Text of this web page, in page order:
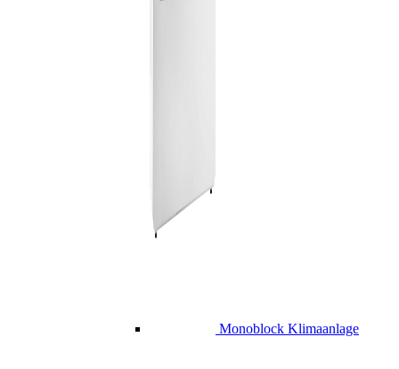
Monoblock Klimaanlage